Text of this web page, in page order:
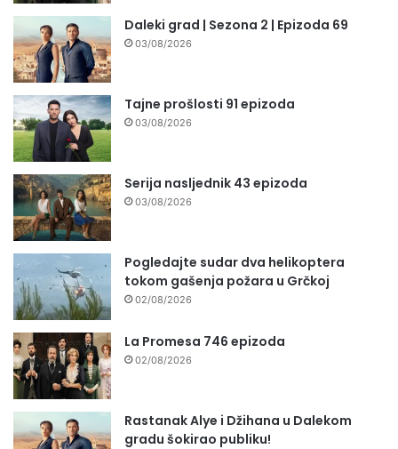
Daleki grad | Sezona 2 | Epizoda 69
03/08/2026
Tajne prošlosti 91 epizoda
03/08/2026
Serija nasljednik 43 epizoda
03/08/2026
Pogledajte sudar dva helikoptera
tokom gašenja požara u Grčkoj
02/08/2026
La Promesa 746 epizoda
02/08/2026
Rastanak Alye i Džihana u Dalekom
gradu šokirao publiku!